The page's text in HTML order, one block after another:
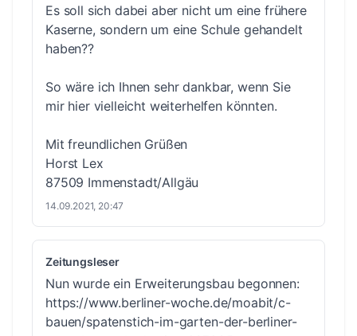
Es soll sich dabei aber nicht um eine frühere
Kaserne, sondern um eine Schule gehandelt
haben??
So wäre ich Ihnen sehr dankbar, wenn Sie
mir hier vielleicht weiterhelfen könnten.
Mit freundlichen Grüßen
Horst Lex
87509 Immenstadt/Allgäu
14.09.2021, 20:47
Zeitungsleser
Nun wurde ein Erweiterungsbau begonnen:
https://www.berliner-woche.de/moabit/c-
bauen/spatenstich-im-garten-der-berliner-